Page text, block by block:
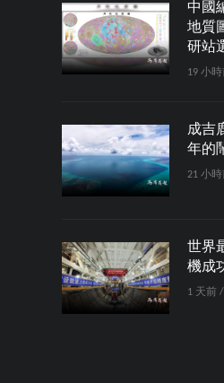
中國
地質
研站
19 小
成吉
年的
21 小
世界
機成
1 天前